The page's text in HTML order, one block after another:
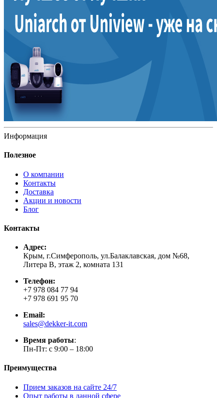
Информация
Полезное
О компании
Контакты
Доставка
Акции и новости
Блог
Контакты
Адрес:
Крым, г.Симферополь, ул.Балаклавская, дом №68,
Литера В, этаж 2, комната 131
Телефон:
+7 978 084 77 94
+7 978 691 95 70
Email:
sales@dekker-it.com
Время работы:
Пн-Пт: с 9:00 – 18:00
Преимущества
Прием заказов на сайте 24/7
Опыт работы в данной сфере